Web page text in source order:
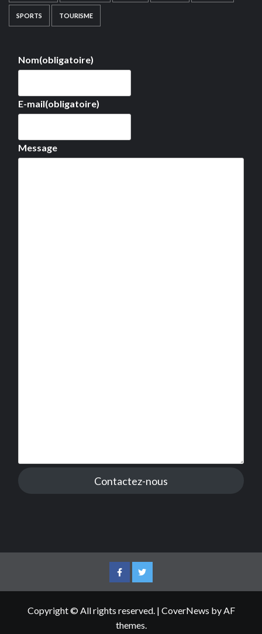
SPORTS TOURISME
Nom(obligatoire)
E-mail(obligatoire)
Message
Contactez-nous
FacebookTwitter
Copyright © All rights reserved. | CoverNews by AF
themes.